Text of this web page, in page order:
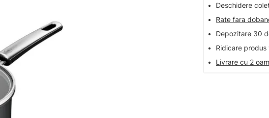
•
Deschidere
•
Rate fara
•
Depozitare 30
•
Ridicare
•
Livrare cu 2